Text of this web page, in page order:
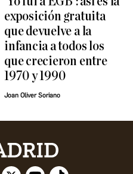
exposición gratuita
que devuelve a la
infancia a todos los
que crecieron entre
1970 y 1990
Joan Oliver Soriano